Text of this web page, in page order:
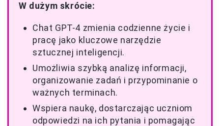
W dużym skrócie:
Chat GPT-4 zmienia codzienne życie i
pracę jako kluczowe narzędzie
sztucznej inteligencji.
Umożliwia szybką analizę informacji,
organizowanie zadań i przypominanie o
ważnych terminach.
Wspiera naukę, dostarczając uczniom
odpowiedzi na ich pytania i pomagając